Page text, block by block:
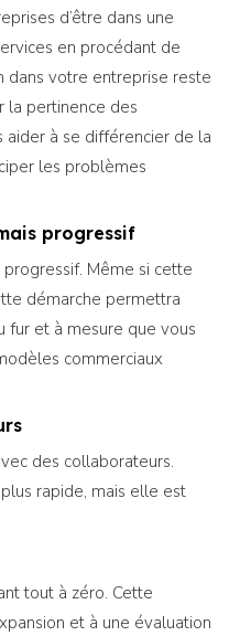
d’être dans une
en procédant de
dans votre entreprise reste
la pertinence des
aider à se différencier de la
les problèmes
progressif
Même si cette
démarche permettra
fur et à mesure que vous
commerciaux
des collaborateurs.
rapide, mais elle est
tout à zéro. Cette
et à une évaluation